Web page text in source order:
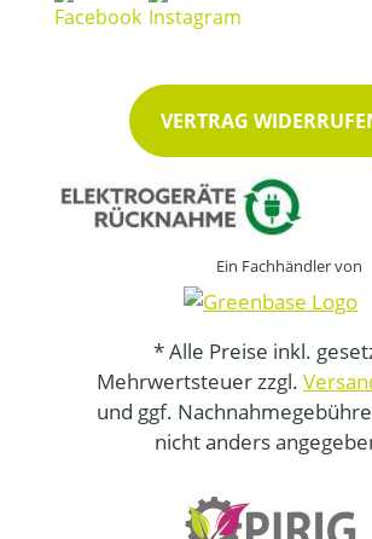
VERTRAG
Ein Fachhändler von
* Alle Preise inkl.
Mehrwertsteuer zzgl.
und ggf.
nicht anders